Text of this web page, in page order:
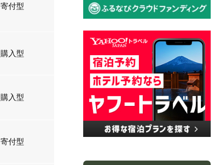
寄付型
購入型
購入型
寄付型